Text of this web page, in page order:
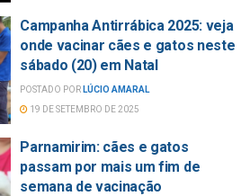
Campanha Antirrábica 2025: veja
onde vacinar cães e gatos neste
sábado (20) em Natal
POSTADO POR LÚCIO AMARAL
19 DE SETEMBRO DE 2025
Parnamirim: cães e gatos
passam por mais um fim de
semana de vacinação